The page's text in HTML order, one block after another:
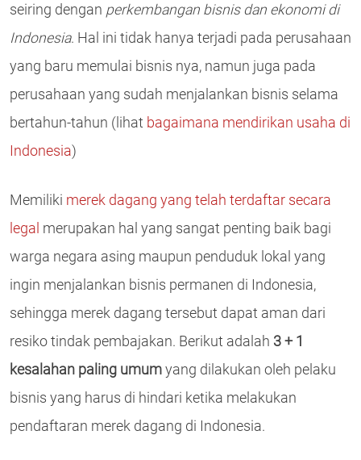
seiring dengan perkembangan bisnis dan ekonomi di
Indonesia. Hal ini tidak hanya terjadi pada perusahaan
yang baru memulai bisnis nya, namun juga pada
perusahaan yang sudah menjalankan bisnis selama
bertahun-tahun (lihat bagaimana mendirikan usaha di
Indonesia)
Memiliki merek dagang yang telah terdaftar secara
legal merupakan hal yang sangat penting baik bagi
warga negara asing maupun penduduk lokal yang
ingin menjalankan bisnis permanen di Indonesia,
sehingga merek dagang tersebut dapat aman dari
resiko tindak pembajakan. Berikut adalah 3 + 1
kesalahan paling umum yang dilakukan oleh pelaku
bisnis yang harus di hindari ketika melakukan
pendaftaran merek dagang di Indonesia.